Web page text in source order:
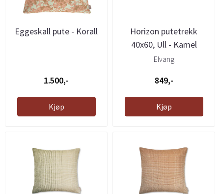
Eggeskall pute - Korall
1.500,-
Kjøp
Horizon putetrekk
40x60, Ull - Kamel
Elvang
849,-
Kjøp